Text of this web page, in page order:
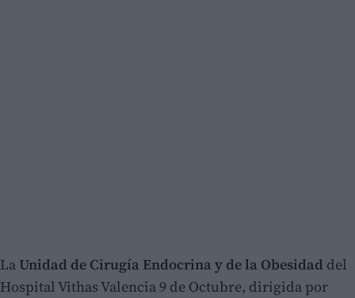
LaUnidad de Cirugía Endocrina y de la Obesidad del
Hospital Vithas Valencia 9 de Octubre, dirigida por